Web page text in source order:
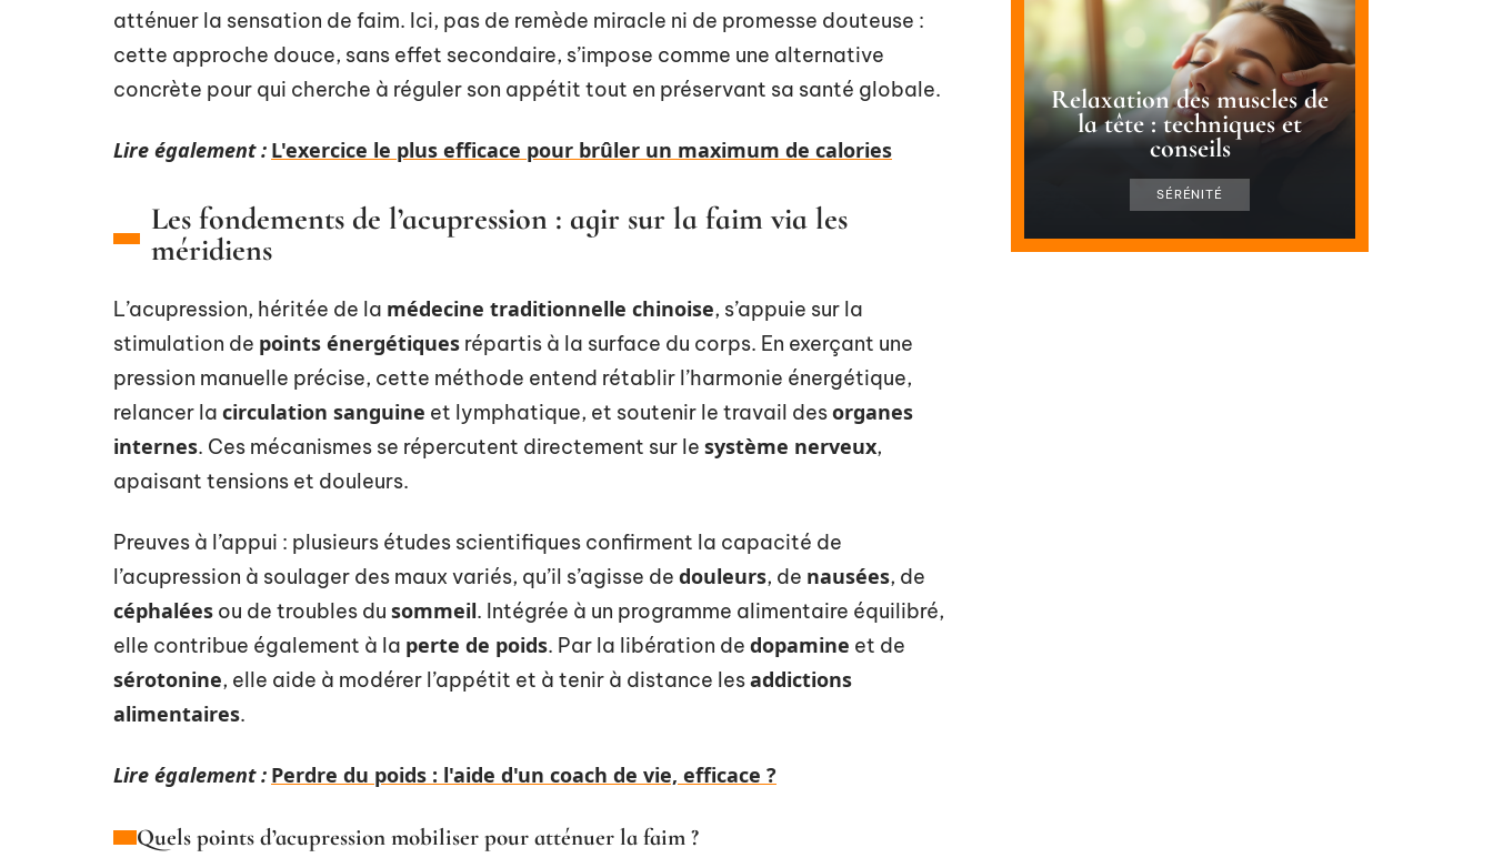
atténuer la sensation de faim. Ici, pas de remède miracle ni de promesse douteuse :
cette approche douce, sans effet secondaire, s’impose comme une alternative
concrète pour qui cherche à réguler son appétit tout en préservant sa santé globale.
Lire également : L'exercice le plus efficace pour brûler un maximum de calories
Les fondements de l’acupression : agir sur la faim via les
méridiens
L’acupression, héritée de la médecine traditionnelle chinoise, s’appuie sur la
stimulation de points énergétiques répartis à la surface du corps. En exerçant une
pression manuelle précise, cette méthode entend rétablir l’harmonie énergétique,
relancer la circulation sanguine et lymphatique, et soutenir le travail desorganes
internes. Ces mécanismes se répercutent directement sur le système nerveux,
apaisant tensions et douleurs.
Preuves à l’appui : plusieurs études scientifiques confirment la capacité de
l’acupression à soulager des maux variés, qu’il s’agisse de douleurs, de nausées, de
céphalées ou de troubles du sommeil. Intégrée à un programme alimentaire équilibré,
elle contribue également à la perte de poids. Par la libération de dopamine et de
sérotonine, elle aide à modérer l’appétit et à tenir à distance lesaddictions
alimentaires.
Lire également : Perdre du poids : l'aide d'un coach de vie, efficace ?
Quels points d’acupression mobiliser pour atténuer la faim ?
Relaxation des muscles de
la tête : techniques et
conseils
SÉRÉNITÉ